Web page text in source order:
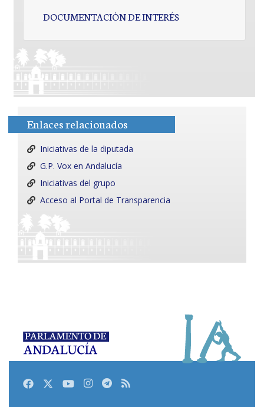
DOCUMENTACIÓN DE INTERÉS
Enlaces relacionados
Iniciativas de la diputada
G.P. Vox en Andalucía
Iniciativas del grupo
Acceso al Portal de Transparencia
FacebookTwitterYoutubeInstagram
Telegram
RSS